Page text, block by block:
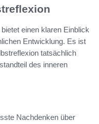
bietet einen klaren Einblick
Entwicklung. Es ist
tatsächlich
des inneren
Nachdenken über